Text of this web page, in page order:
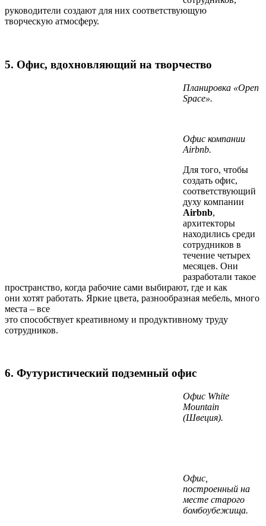
руководители создают для них соответствующую
творческую атмосферу.
5. Офис, вдохновляющий на творчество
Планировка «Open
Space».
Офис компании
Airbnb.
Для того, чтобы
создать офис,
соответствующий
духу компании
Airbnb,
архитекторы
находились среди
сотрудников в
течение четырех
месяцев. Они
разработали такое
пространство, когда рабочие сами выбирают, где и как
они хотят работать. Яркие цвета, разнообразная мебель, много
места – все
это способствует креативному и продуктивному труду
сотрудников.
6. Футуристический подземный офис
Офис White
Mountain
(Швеция).
Офис,
построенный на
месте старого
бомбоубежища.